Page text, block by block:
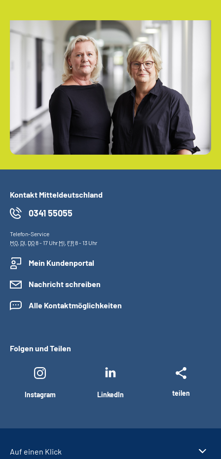
Kontakt Mitteldeutschland
0341 55055
Telefon-Service
MO, DI, DO8 - 17 Uhr MI, FR8 - 13 Uhr
Mein Kundenportal
Nachricht schreiben
Alle Kontaktmöglichkeiten
Folgen und Teilen
Instagram LinkedIn teilen
Auf einen Klick